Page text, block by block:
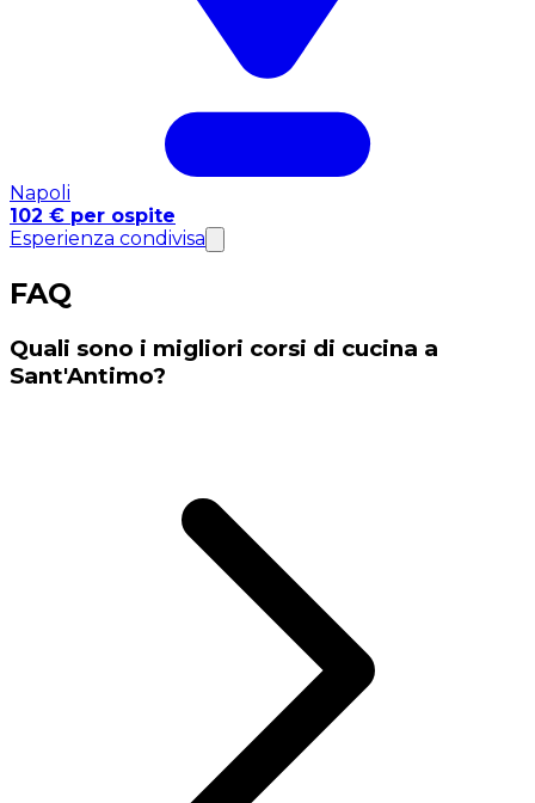
Napoli
102 € per ospite
Esperienza condivisa
FAQ
Quali sono i migliori corsi di cucina a
Sant'Antimo?